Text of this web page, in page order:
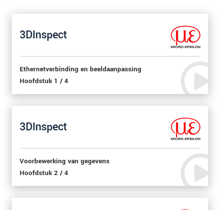
3DInspect
Ethernetverbinding en beeldaanpassing
Hoofdstuk 1 / 4
3DInspect
Voorbewerking van gegevens
Hoofdstuk 2 / 4